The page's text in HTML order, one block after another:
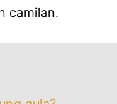
camilan.